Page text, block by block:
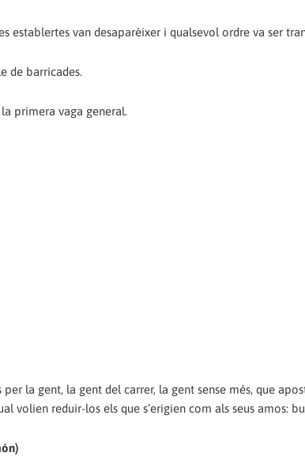
establertes van desaparèixer i qualsevol ordre va ser
de barricades.
primera vaga general.
la gent, la gent del carrer, la gent sense més, que
volien reduir-los els que s’erigien com als seus amos: